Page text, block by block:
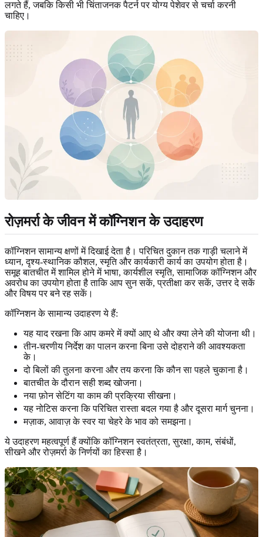
लगते हैं, जबकि किसी भी चिंताजनक पैटर्न पर योग्य पेशेवर से चर्चा करनी
चाहिए।
रोज़मर्रा के जीवन में कॉग्निशन के उदाहरण
कॉग्निशन सामान्य क्षणों में दिखाई देता है। परिचित दुकान तक गाड़ी चलाने में
ध्यान, दृश्य-स्थानिक कौशल, स्मृति और कार्यकारी कार्य का उपयोग होता है।
समूह बातचीत में शामिल होने में भाषा, कार्यशील स्मृति, सामाजिक कॉग्निशन और
अवरोध का उपयोग होता है ताकि आप सुन सकें, प्रतीक्षा कर सकें, उत्तर दे सकें
और विषय पर बने रह सकें।
कॉग्निशन के सामान्य उदाहरण ये हैं:
यह याद रखना कि आप कमरे में क्यों आए थे और क्या लेने की योजना थी।
तीन-चरणीय निर्देश का पालन करना बिना उसे दोहराने की आवश्यकता
के।
दो बिलों की तुलना करना और तय करना कि कौन सा पहले चुकाना है।
बातचीत के दौरान सही शब्द खोजना।
नया फ़ोन सेटिंग या काम की प्रक्रिया सीखना।
यह नोटिस करना कि परिचित रास्ता बदल गया है और दूसरा मार्ग चुनना।
मज़ाक, आवाज़ के स्वर या चेहरे के भाव को समझना।
ये उदाहरण महत्वपूर्ण हैं क्योंकि कॉग्निशन स्वतंत्रता, सुरक्षा, काम, संबंधों,
सीखने और रोज़मर्रा के निर्णयों का हिस्सा है।